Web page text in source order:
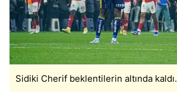
Sidiki Cherif beklentilerin altında kaldı.